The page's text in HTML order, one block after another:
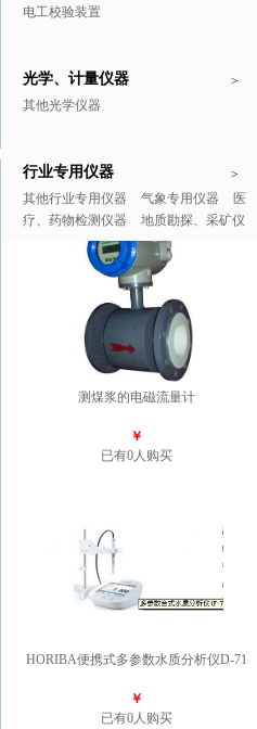
电工校验装置
>
光学、计量仪器
其他光学仪器
>
行业专用仪器
其他行业专用仪器 气象专用仪器
医
疗、药物检测仪器
地质勘探、采矿仪
推广商品 更多>>
测煤浆的电磁流量计
￥
已有0人购买
HORIBA便携式多参数水质分析仪D-71
￥
已有0人购买